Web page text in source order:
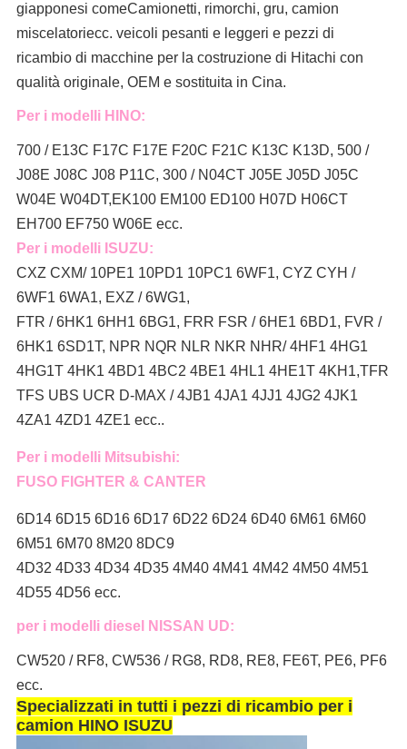
giapponesi comeCamionetti, rimorchi, gru, camion
miscelatoriecc. veicoli pesanti e leggeri e pezzi di
ricambio di macchine per la costruzione di Hitachi con
qualità originale, OEM e sostituita in Cina.
Per i modelli HINO:
700 / E13C F17C F17E F20C F21C K13C K13D, 500 /
J08E J08C J08 P11C, 300 / N04CT J05E J05D J05C
W04E W04DT,EK100 EM100 ED100 H07D H06CT
EH700 EF750 W06E ecc.
Per i modelli ISUZU:
CXZ CXM/ 10PE1 10PD1 10PC1 6WF1, CYZ CYH /
6WF1 6WA1, EXZ / 6WG1,
FTR / 6HK1 6HH1 6BG1, FRR FSR / 6HE1 6BD1, FVR /
6HK1 6SD1T, NPR NQR NLR NKR NHR/ 4HF1 4HG1
4HG1T 4HK1 4BD1 4BC2 4BE1 4HL1 4HE1T 4KH1,TFR
TFS UBS UCR D-MAX / 4JB1 4JA1 4JJ1 4JG2 4JK1
4ZA1 4ZD1 4ZE1 ecc..
Per i modelli Mitsubishi:
FUSO FIGHTER & CANTER
6D14 6D15 6D16 6D17 6D22 6D24 6D40 6M61 6M60
6M51 6M70 8M20 8DC9
4D32 4D33 4D34 4D35 4M40 4M41 4M42 4M50 4M51
4D55 4D56 ecc.
per i modelli diesel NISSAN UD:
CW520 / RF8, CW536 / RG8, RD8, RE8, FE6T, PE6, PF6
ecc.
Specializzati in tutti i pezzi di ricambio per i
camion HINO ISUZU